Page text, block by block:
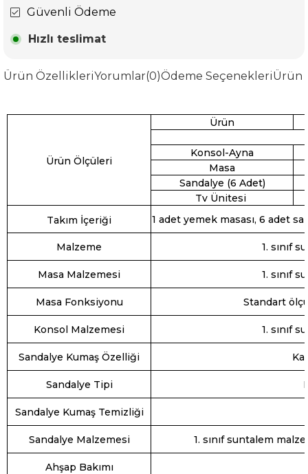
Güvenli Ödeme
Hızlı teslimat
Ürün ÖzellikleriYorumlar(0)Ödeme SeçenekleriÜrün
Ürün Ölçüleri
Ürün
Konsol-Ayna
Masa
Sandalye (6 Adet)
Tv Ünitesi
Takım İçeriği
1 adet yemek masası, 6 adet
Malzeme 1. sınıf
Masa Malzemesi 1. sınıf
Masa Fonksiyonu Standart
Konsol Malzemesi 1. sınıf
Sandalye Kumaş Özelliği
Sandalye Tipi
Sandalye Kumaş Temizliği
Sandalye Malzemesi 1. sınıf suntalem
Ahşap Bakımı